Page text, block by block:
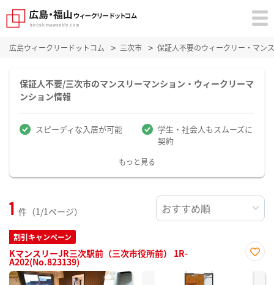
広島ウィークリードットコム 三次市 保証人不要のウィークリー・マン
保証人不要/三次市のマンスリーマンション・ウィークリーマ
ンション情報
スピーディな入居が可能
学生・社会人もスムーズに
契約
もっと見る
1 件（1/1ページ）
割引キャンペーン
KマンスリーJR三次駅前（三次市役所前） 1R-
A202(No.823139)
に入